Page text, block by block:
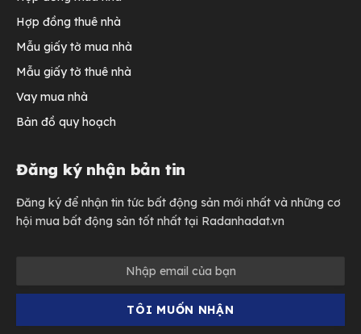
Hợp đồng thuê nhà
Mẫu giấy tờ mua nhà
Mẫu giấy tờ thuê nhà
Vay mua nhà
Bản đồ quy hoạch
Đăng ký nhận bản tin
Đăng ký để nhận tin tức bất động sản mới nhất và những cơ
hội mua bất động sản tốt nhất tại Radanhadat.vn